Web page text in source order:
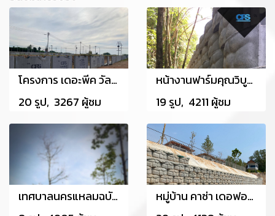
โครงการ เดอะพีค วัลเลย์ ต.บึง อ.ศรีราชา จ.ชลบุรี
20 รูป, 3267 ผู้ชม
หน้างานฟาร์มคุณวิบูลย์ อำเภอบ้านค่าย จังหวัดระยอง
19 รูป, 4211 ผู้ชม
เทศบาลนครแหลมฉบัง อำเภอศรีราชา จังหวัดชลบุรี
หมู่บ้าน คาซ่า เดอฟอร์เรส จ.ระยอง